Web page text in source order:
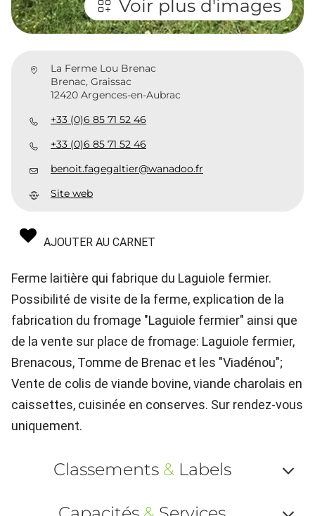
Voir plus d'images
La Ferme Lou Brenac
Brenac, Graissac
12420 Argences-en-Aubrac
+33 (0)6 85 71 52 46
+33 (0)6 85 71 52 46
benoit.fagegaltier@wanadoo.fr
Site web
AJOUTER AU CARNET
Ferme laitière qui fabrique du Laguiole fermier.
Possibilité de visite de la ferme, explication de la
fabrication du fromage "Laguiole fermier" ainsi que
de la vente sur place de fromage: Laguiole fermier,
Brenacous, Tomme de Brenac et les "Viadénou";
Vente de colis de viande bovine, viande charolais en
caissettes, cuisinée en conserves. Sur rendez-vous
uniquement.
Classements &Labels